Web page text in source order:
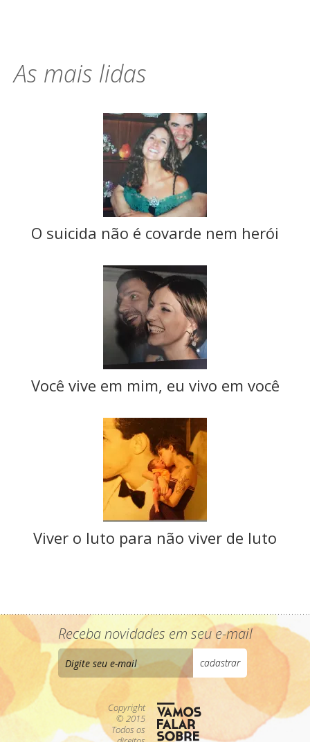
As mais lidas
O suicida não é covarde nem herói
Você vive em mim, eu vivo em você
Viver o luto para não viver de luto
Copyright
© 2015
Todos os
Receba novidades em seu e-mail